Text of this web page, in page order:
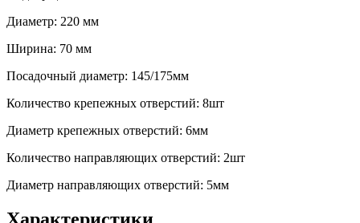
Диаметр: 220 мм
Ширина: 70 мм
Посадочный диаметр: 145/175мм
Количество крепежных отверстий: 8шт
Диаметр крепежных отверстий: 6мм
Количество направляющих отверстий: 2шт
Диаметр направляющих отверстий: 5мм
Характеристики